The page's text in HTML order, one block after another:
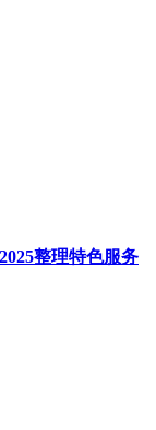
整理特色服务